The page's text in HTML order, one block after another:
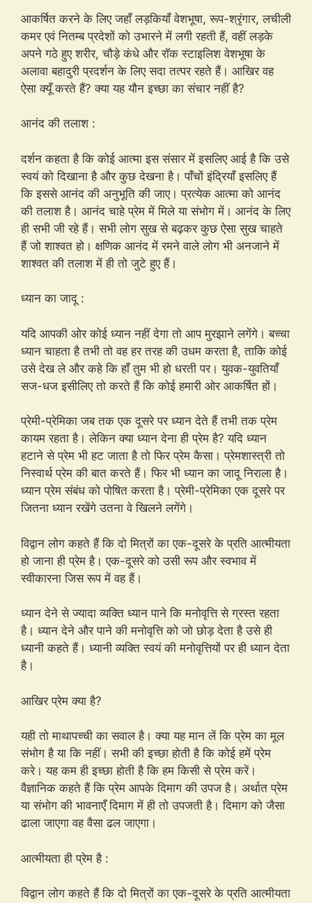
आकर्षित करने के लिए जहाँ लड़कियाँ वेशभूषा, रूप-श्रृंगार, लचीली
कमर एवं नितम्ब प्रदेशों को उभारने में लगी रहती हैं, वहीं लड़के
अपने गठे हुए शरीर, चौड़े कंधे और रॉक स्टाइलिश वेशभूषा के
अलावा बहादुरी प्रदर्शन के लिए सदा तत्पर रहते हैं। आखिर वह
ऐसा क्यूँ करते हैं? क्या यह यौन इच्छा का संचार नहीं है?
आनंद की तलाश :
दर्शन कहता है कि कोई आत्मा इस संसार में इसलिए आई है कि उसे
स्वयं को दिखाना है और कुछ देखना है। पाँचों इंद्रियाँ इसलिए हैं
कि इससे आनंद की अनुभूति की जाए। प्रत्येक आत्मा को आनंद
की तलाश है। आनंद चाहे प्रेम में मिले या संभोग में। आनंद के लिए
ही सभी जी रहे हैं। सभी लोग सुख से बढ़कर कुछ ऐसा सुख चाहते
हैं जो शाश्वत हो। क्षणिक आनंद में रमने वाले लोग भी अनजाने में
शाश्वत की तलाश में ही तो जुटे हुए हैं।
ध्यान का जादू :
यदि आपकी ओर कोई ध्यान नहीं देगा तो आप मुरझाने लगेंगे। बच्चा
ध्यान चाहता है तभी तो वह हर तरह की उधम करता है, ताकि कोई
उसे देख ले और कहे कि हाँ तुम भी हो धरती पर। युवक-युवतियाँ
सज-धज इसीलिए तो करते हैं कि कोई हमारी ओर आकर्षित हों।
प्रेमी-प्रेमिका जब तक एक दूसरे पर ध्यान देते हैं तभी तक प्रेम
कायम रहता है। लेकिन क्या ध्यान देना ही प्रेम है? यदि ध्यान
हटाने से प्रेम भी हट जाता है तो फिर प्रेम कैसा। प्रेमशास्त्री तो
निस्वार्थ प्रेम की बात करते हैं। फिर भी ध्यान का जादू निराला है।
ध्‍यान प्रेम संबंध को पोषित करता है। प्रेमी-प्रेमिका एक दूसरे पर
जितना ध्यान रखेंगे उतना वे खिलने लगेंगे।
विद्वान लोग कहते हैं कि दो मित्रों का एक-दूसरे के प्रति आत्मीयता
हो जाना ही प्रेम है। एक-दूसरे को उसी रूप और स्वभाव में
स्वीकारना जिस रूप में वह हैं।
ध्यान देने से ज्यादा व्यक्ति ध्यान पाने कि मनोवृत्ति से ग्रस्त रहता
है। ध्यान देने और पाने की मनोवृत्ति को जो छोड़ देता है उसे ही
ध्यानी कहते हैं। ध्यानी व्यक्ति स्वयं की मनोवृत्तियों पर ही ध्यान देता
है।
आखिर प्रेम क्या है?
यही तो माथापच्ची का सवाल है। क्या यह मान लें कि प्रेम का मूल
संभोग है या कि नहीं। सभी की इच्छा होती है कि कोई हमें प्रेम
करे। यह कम ही इच्छा होती है कि हम किसी से प्रेम करें।
वैज्ञानिक कहते हैं कि प्रेम आपके दिमाग की उपज है। अर्थात प्रेम
या संभोग की भावनाएँ दिमाग में ही तो उपजती है। दिमाग को जैसा
ढाला जाएगा वह वैसा ढल जाएगा।
आत्मीयता ही प्रेम है :
विद्वान लोग कहते हैं कि दो मित्रों का एक-दूसरे के प्रति आत्मीयता